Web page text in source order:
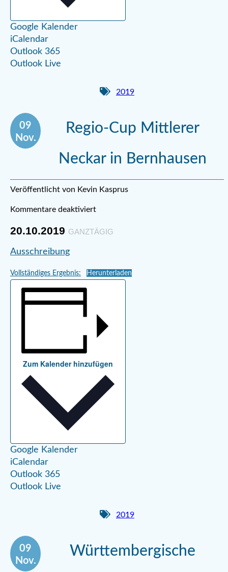
Google Kalender
iCalendar
Outlook 365
Outlook Live
2019
09
Nov.
Regio-Cup Mittlerer
Neckar in Bernhausen
Veröffentlicht von Kevin Kasprus
Kommentare deaktiviert
20.10.2019 GANZTÄGIG
Ausschreibung
Vollständiges Ergebnis: Herunterladen
Zum Kalender hinzufügen
Google Kalender
iCalendar
Outlook 365
Outlook Live
2019
09
Nov.
Württembergische